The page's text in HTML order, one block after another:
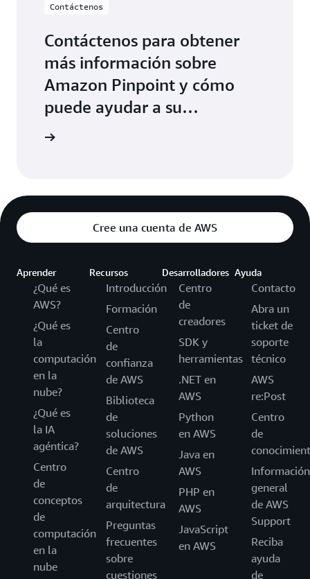
Contáctenos
Contáctenos para obtener
más información sobre
Amazon Pinpoint y cómo
puede ayudar a su
organización.
Cree una cuenta de AWS
Aprender
¿Qué es
AWS?
¿Qué es
la
computación
en la
nube?
¿Qué es
la IA
agéntica?
Centro
de
conceptos
de
computación
en la
nube
Recursos
Introducción
Formación
Centro
de
confianza
de AWS
Biblioteca
de
soluciones
de AWS
Centro
de
arquitectura
Preguntas
frecuentes
sobre
cuestiones
Desarrolladores
Centro
de
creadores
SDK y
herramientas
.NET en
AWS
Python
en AWS
Java en
AWS
PHP en
AWS
JavaScript
en AWS
Ayuda
Contacto
Abra un
ticket de
soporte
técnico
AWS
re:Post
Centro
de
Información
general
de AWS
Support
Reciba
ayuda
de